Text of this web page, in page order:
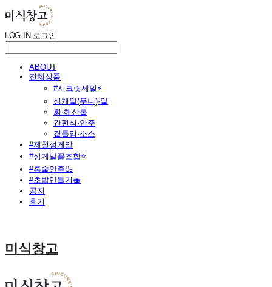
LOG IN 로그인
ABOUT
전체상품
#시크릿세일⚡
성게알(우니)·알
회·해산물
간편식·안주
곁들임·소스
#제철성게알
#성게알꿀조합⭐
#홈술안주🍶
#초밥만들기🍣
공지
후기
미식창고